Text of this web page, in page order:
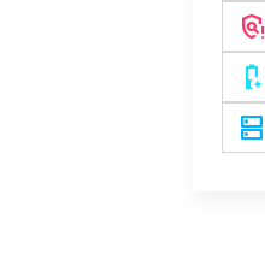
policy_alert
battery_charging_50
dns